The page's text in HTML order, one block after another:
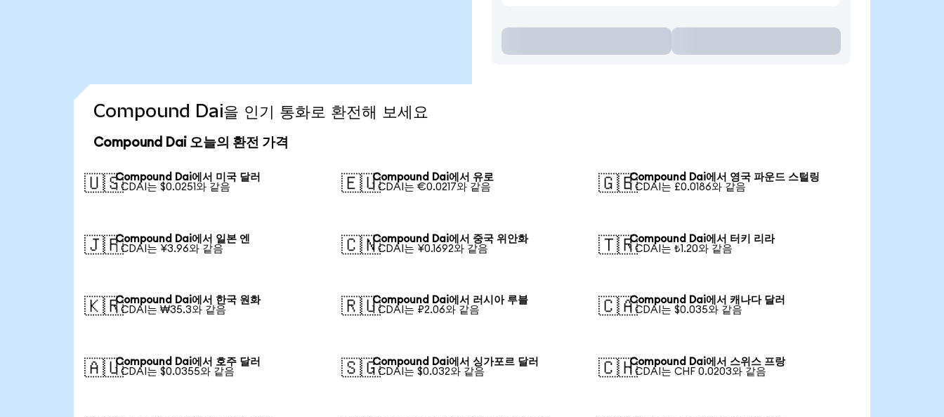
Compound Dai을 인기 통화로 환전해 보세요
Compound Dai 오늘의 환전 가격
🇺🇸Compound Dai에서 미국 달러
1 CDAI는 $0.0251와 같음
🇪🇺Compound Dai에서 유로
1 CDAI는 €0.0217와 같음
🇬🇧Compound Dai에서 영국 파운드 스털링
1 CDAI는 £0.0186와 같음
🇯🇵Compound Dai에서 일본 엔
1 CDAI는 ¥3.96와 같음
🇨🇳Compound Dai에서 중국 위안화
1 CDAI는 ¥0.1692와 같음
🇹🇷Compound Dai에서 터키 리라
1 CDAI는 ₺1.20와 같음
🇰🇷Compound Dai에서 한국 원화
1 CDAI는 ₩35.3와 같음
🇷🇺Compound Dai에서 러시아 루블
1 CDAI는 ₽2.06와 같음
🇨🇦Compound Dai에서 캐나다 달러
1 CDAI는 $0.035와 같음
🇦🇺Compound Dai에서 호주 달러
1 CDAI는 $0.0355와 같음
🇸🇬Compound Dai에서 싱가포르 달러
1 CDAI는 $0.032와 같음
🇨🇭Compound Dai에서 스위스 프랑
1 CDAI는 CHF 0.0203와 같음